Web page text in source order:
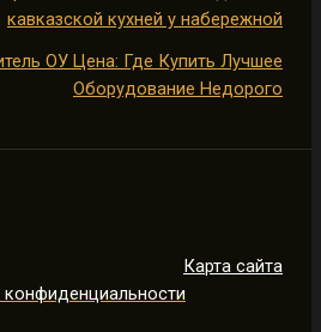
кавказской кухней у набережной
ОУ Цена: Где Купить Лучшее
Оборудование Недорого
Карта сайта
конфиденциальности